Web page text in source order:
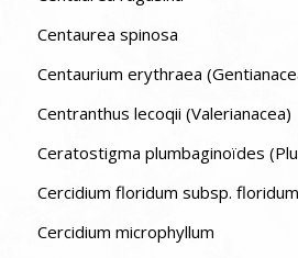
Centaurea spinosa
Centaurium erythraea
Centranthus lecoqii (Valerianacea)
Ceratostigma plumbaginoïdes
Cercidium floridum subsp.
Cercidium microphyllum